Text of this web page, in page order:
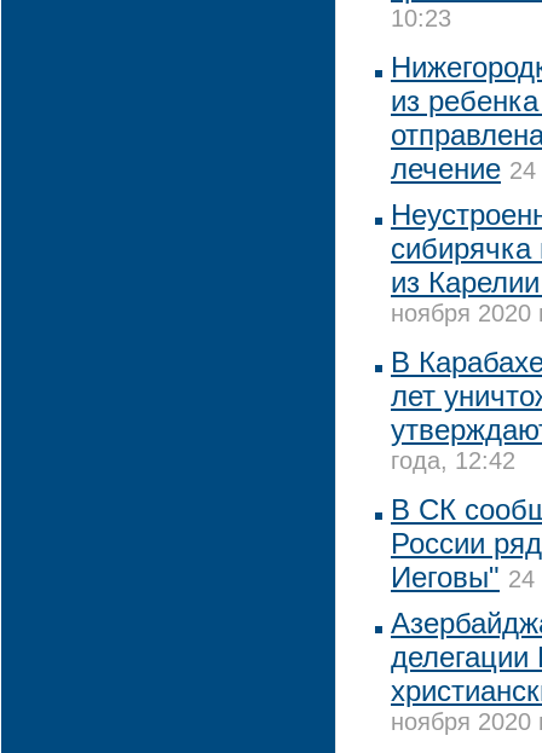
10:23
из
лечение 24
из
ноября 2020
В
лет
года, 12:42
В СК
России
Иеговы" 24
ноября 2020